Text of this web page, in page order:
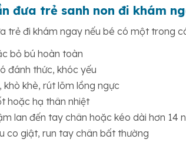
đưa trẻ sanh non đi khám
trẻ đi khám ngay nếu bé có một trong
bỏ bú hoàn toàn
đánh thức, khóc yếu
khò khè, rút lõm lồng ngực
hoặc hạ thân nhiệt
lan đến tay chân hoặc kéo dài hơn 14
co giật, run tay chân bất thường